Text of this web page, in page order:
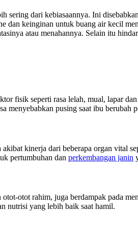
dari kebiasaannya. Ini
keinginan untuk buang air kecil
atau menahannya. Selain itu
fisik seperti rasa lelah, mual, lapar
menyebabkan pusing saat ibu berubah
kinerja dari beberapa organ vital
pertumbuhan dan perkembangan janin
otot rahim, juga berdampak pada
nutrisi yang lebih baik saat hamil.